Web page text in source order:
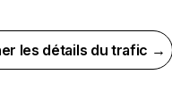
les détails du trafic →